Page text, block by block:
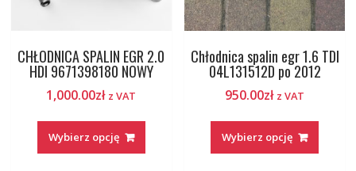
CHŁODNICA SPALIN EGR 2.0
HDI 9671398180 NOWY
1,000.00zł z VAT
Wybierz opcję
Chłodnica spalin egr 1.6 TDI
04L131512D po 2012
950.00zł z VAT
Wybierz opcję